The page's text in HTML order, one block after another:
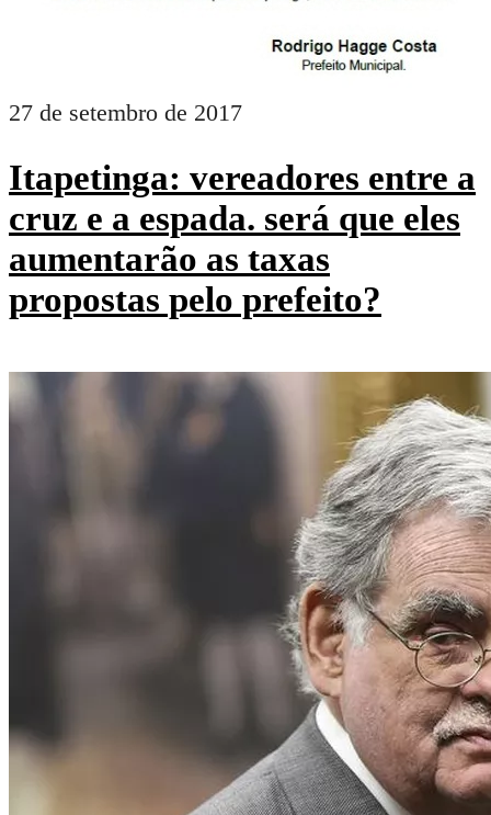
27 de setembro de 2017
Itapetinga: vereadores entre a
cruz e a espada. será que eles
aumentarão as taxas
propostas pelo prefeito?